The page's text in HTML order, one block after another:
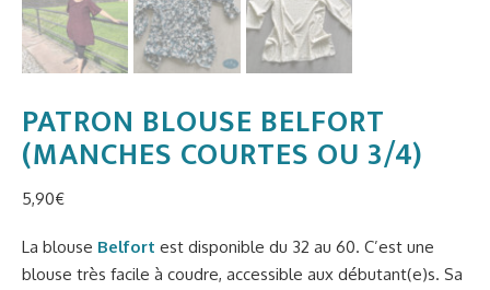
PATRON BLOUSE BELFORT
(MANCHES COURTES OU 3/4)
5,90€
La blouse Belfort est disponible du 32 au 60. C’est une
blouse très facile à coudre, accessible aux débutant(e)s. Sa